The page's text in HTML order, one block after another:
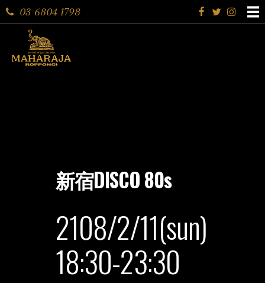
03 6804 1798
新宿DISCO 80s
2108/2/11(sun)
18:30-23:30